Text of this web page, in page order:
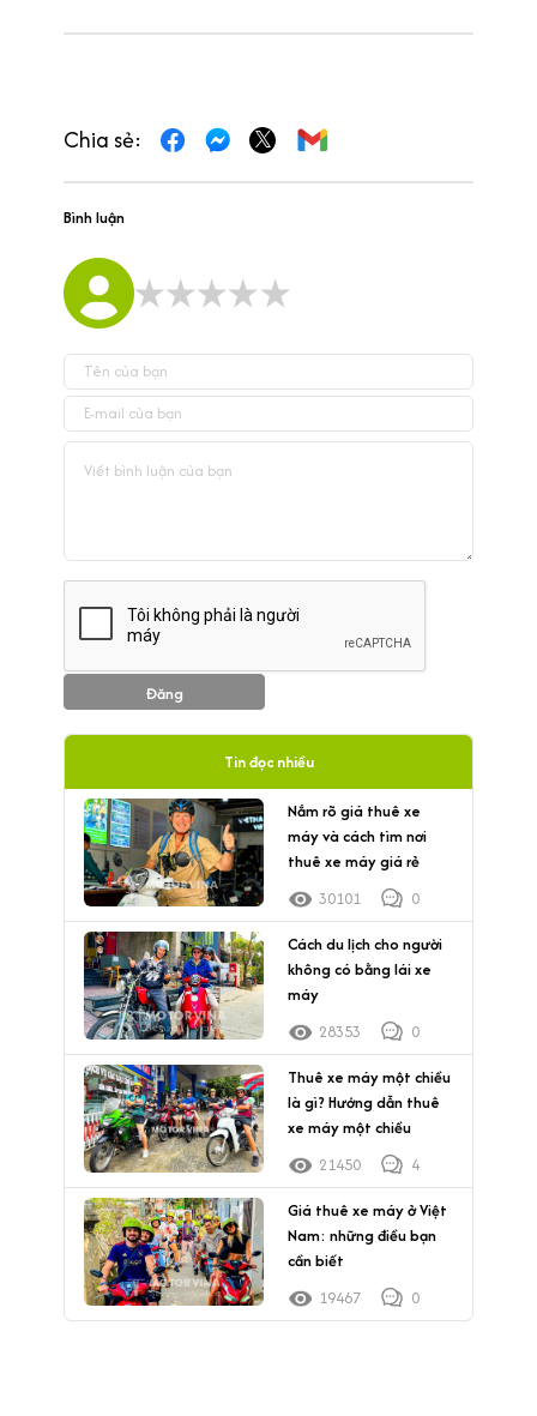
Chia sẻ:
Bình luận
Đăng
Tin đọc nhiều
Nắm rõ giá thuê xe
máy và cách tìm nơi
thuê xe máy giá rẻ
30101
0
Cách du lịch cho người
không có bằng lái xe
máy
28353
0
Thuê xe máy một chiều
là gì? Hướng dẫn thuê
xe máy một chiều
21450
4
Giá thuê xe máy ở Việt
Nam: những điều bạn
cần biết
19467
0